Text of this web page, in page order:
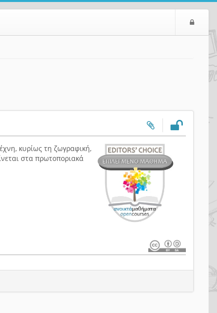
κυρίως τη ζωγραφική,
στα πρωτοποριακά